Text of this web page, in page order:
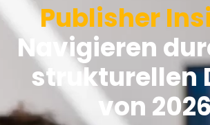
Publisher
Navigieren
strukturellen
von 2026